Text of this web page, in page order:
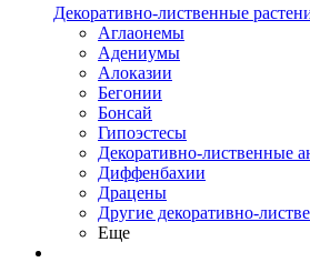
Декоративно-лиственные
Аглаонемы
Адениумы
Алоказии
Бегонии
Бонсай
Гипоэстесы
Декоративно-лиственные
Диффенбахии
Драцены
Другие декоративно-
Еще